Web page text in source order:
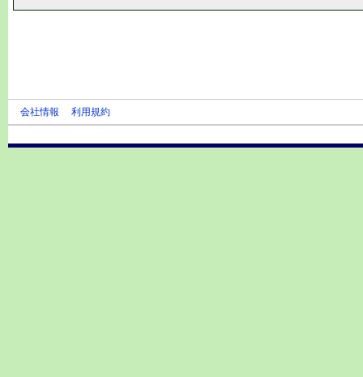
会社情報 利用規約